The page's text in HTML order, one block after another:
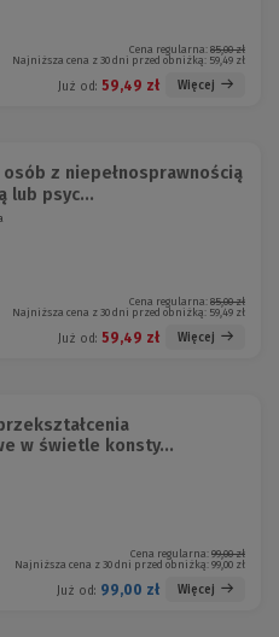
Cena regularna: 85,00 zł
Najniższa cena z 30 dni przed obniżką: 59,49 zł
Już od: 59,49 zł Więcej
osób z niepełnosprawnością
lub psyc...
Cena regularna: 85,00 zł
Najniższa cena z 30 dni przed obniżką: 59,49 zł
Już od: 59,49 zł Więcej
w świetle konsty...
Cena regularna: 99,00 zł
Najniższa cena z 30 dni przed obniżką: 99,00 zł
Już od: 99,00 zł Więcej